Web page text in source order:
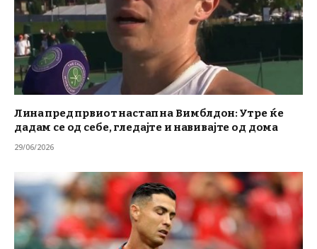
Лина пред првиот настап на Вимблдон: Утре ќе
дадам се од себе, гледајте и навивајте од дома
29/06/2026